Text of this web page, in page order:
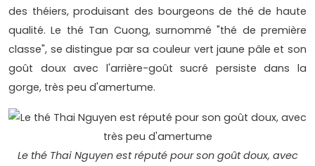
des théiers, produisant des bourgeons de thé de haute
qualité. Le thé Tan Cuong, surnommé "thé de première
classe", se distingue par sa couleur vert jaune pâle et son
goût doux avec l'arrière-goût sucré persiste dans la
gorge, très peu d'amertume.
Le thé Thai Nguyen est réputé pour son goût doux, avec